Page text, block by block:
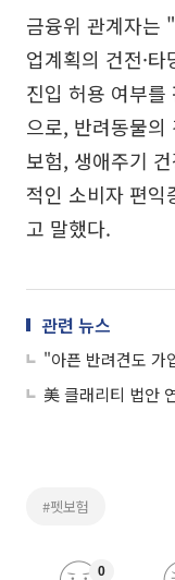
금융위 관계자는
업계획의 건전·
진입 허용 여부를
으로, 반려동물의
보험, 생애주기
적인 소비자 편
고 말했다.
관련 뉴스
"아픈 반려견도 가
#펫보험
0